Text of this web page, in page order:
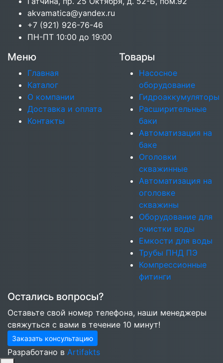
akvamatica@yandex.ru
+7 (921) 926-76-46
ПН-ПТ 10:00 до 19:00
Меню
Главная
Каталог
О компании
Доставка и оплата
Контакты
Товары
Насосное
оборудование
Гидроаккумуляторы
Расширительные
баки
Автоматизация на
баке
Оголовки
скважинные
Автоматизация на
оголовке
скважины
Оборудование для
очистки воды
Емкости для воды
Трубы ПНД ПЭ
Компрессионные
фитинги
Остались вопросы?
Оставьте свой номер телефона, наши менеджеры
свяжуться с вами в течение 10 минут!
Заказать консультацию
Разработано в Artifakts